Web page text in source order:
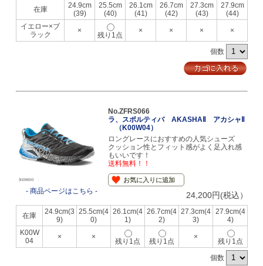
在庫
24.9cm
(39)
25.5cm
(40)
26.1cm
(41)
26.7cm
(42)
27.3cm
(43)
27.9cm
(44)
イエロー×ブ
ラック
×
残り1点
× × × ×
個数
- 商品ページはこちら -
No.ZFRS066
ラ、スポルティバ AKASHAⅡ アカシャⅡ
（K00W04）
ロングレースにおすすめの人気シューズ
クッション性とフィット感がよく足入れ感
もいいです！
送料無料！！
お気に入りに追加
24,200円(税込）
在庫
24.9cm(3
9)
25.5cm(4
0)
26.1cm(4
1)
26.7cm(4
2)
27.3cm(4
3)
27.9cm(4
4)
K00W
04
× ×
残り1点 残り1点
×
残り1点
個数